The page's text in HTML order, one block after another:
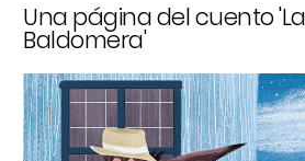
Una página del cuento
Baldomera'